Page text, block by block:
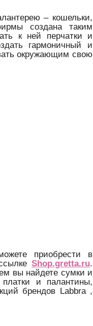
– кошельки,
создана таким
к ней перчатки и
гармоничный и
окружающим свою
приобрести в
Shop.gretta.ru.
вы найдете сумки и
и палантины,
брендов Labbra ,